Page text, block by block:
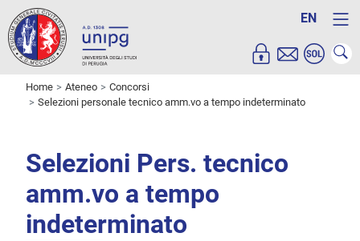
EN
Home Ateneo
Concorsi
Selezioni personale tecnico amm.vo a tempo indeterminato
Selezioni Pers. tecnico
amm.vo a tempo
indeterminato